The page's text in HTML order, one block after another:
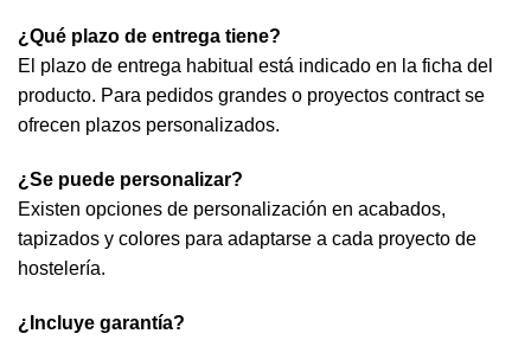
¿Qué plazo de entrega tiene?
El plazo de entrega habitual está indicado en la ficha del
producto. Para pedidos grandes o proyectos contract se
ofrecen plazos personalizados.
¿Se puede personalizar?
Existen opciones de personalización en acabados,
tapizados y colores para adaptarse a cada proyecto de
hostelería.
¿Incluye garantía?